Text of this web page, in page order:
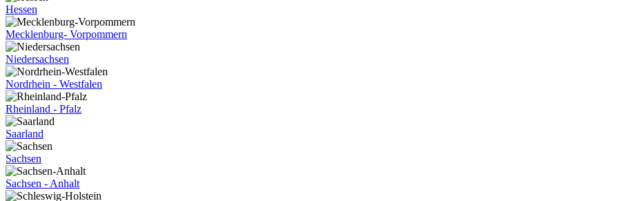
Hessen
Mecklenburg- Vorpommern
Niedersachsen
Nordrhein - Westfalen
Rheinland - Pfalz
Saarland
Sachsen
Sachsen - Anhalt